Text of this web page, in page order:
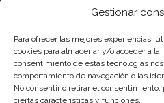
Gestionar
Para ofrecer las mejores experiencias,
cookies para almacenar y/o acceder a
consentimiento de estas tecnologías
comportamiento de navegación o las
No consentir o retirar el
ciertas características y funciones.